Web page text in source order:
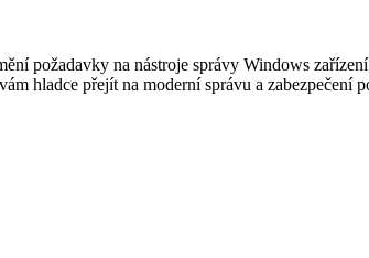
požadavky na nástroje správy Windows
hladce přejít na moderní správu a